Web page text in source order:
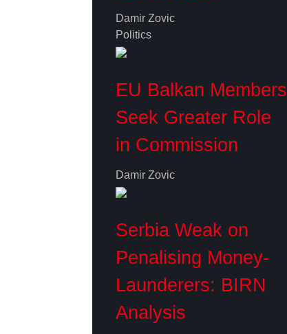
Damir Zovic
Politics
EU Balkan Members
Seek Greater Role
in Commission
Damir Zovic
Serbia Weak on
Penalising Money-
Launderers: BIRN
Analysis